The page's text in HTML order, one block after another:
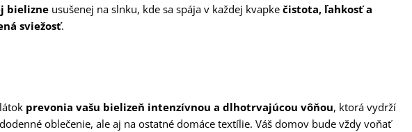
bielizne usušenej na slnku, kde sa spája v každej kvapke čistota, ľahkosť a
á sviežosť.
prevonia vašu bielizeň intenzívnou a dlhotrvajúcou vôňou, ktorá vydrží
oblečenie, ale aj na ostatné domáce textílie. Váš domov bude vždy voňať